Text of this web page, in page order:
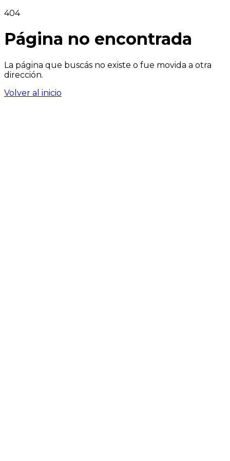
404
Página no encontrada
La página que buscás no existe o fue movida a otra
dirección.
Volver al inicio